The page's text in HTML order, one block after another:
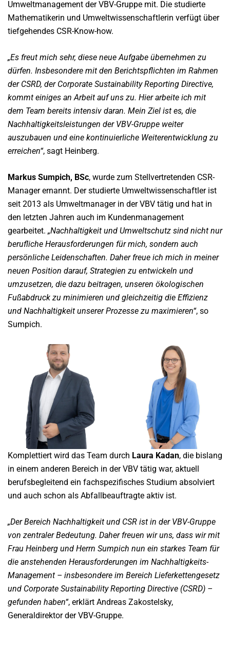
Umweltmanagement der VBV-Gruppe mit. Die studierte
Mathematikerin und Umweltwissenschaftlerin verfügt über
tiefgehendes CSR-Know-how.
„Es freut mich sehr, diese neue Aufgabe übernehmen zu
dürfen. Insbesondere mit den Berichtspflichten im Rahmen
der CSRD, der Corporate Sustainability Reporting Directive,
kommt einiges an Arbeit auf uns zu. Hier arbeite ich mit
dem Team bereits intensiv daran. Mein Ziel ist es, die
Nachhaltigkeitsleistungen der VBV-Gruppe weiter
auszubauen und eine kontinuierliche Weiterentwicklung zu
erreichen“, sagt Heinberg.
Markus Sumpich, BSc, wurde zum Stellvertretenden CSR-
Manager ernannt. Der studierte Umweltwissenschaftler ist
seit 2013 als Umweltmanager in der VBV tätig und hat in
den letzten Jahren auch im Kundenmanagement
gearbeitet. „Nachhaltigkeit und Umweltschutz sind nicht nur
berufliche Herausforderungen für mich, sondern auch
persönliche Leidenschaften. Daher freue ich mich in meiner
neuen Position darauf, Strategien zu entwickeln und
umzusetzen, die dazu beitragen, unseren ökologischen
Fußabdruck zu minimieren und gleichzeitig die Effizienz
und Nachhaltigkeit unserer Prozesse zu maximieren“, so
Sumpich.
Komplettiert wird das Team durch Laura Kadan, die bislang
in einem anderen Bereich in der VBV tätig war, aktuell
berufsbegleitend ein fachspezifisches Studium absolviert
und auch schon als Abfallbeauftragte aktiv ist.
„Der Bereich Nachhaltigkeit und CSR ist in der VBV-Gruppe
von zentraler Bedeutung. Daher freuen wir uns, dass wir mit
Frau Heinberg und Herrn Sumpich nun ein starkes Team für
die anstehenden Herausforderungen im Nachhaltigkeits-
Management – insbesondere im Bereich Lieferkettengesetz
und Corporate Sustainability Reporting Directive (CSRD) –
gefunden haben“, erklärt Andreas Zakostelsky,
Generaldirektor der VBV-Gruppe.